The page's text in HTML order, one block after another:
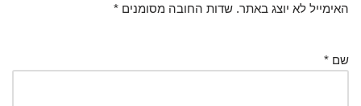
האימייל לא יוצג באתר. שדות החובה מסומנים *
שם *